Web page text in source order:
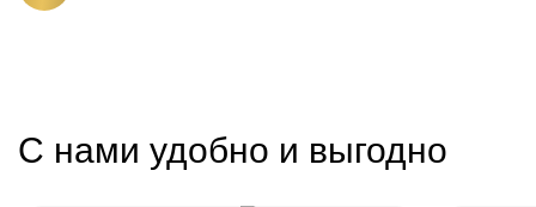
С нами удобно и выгодно